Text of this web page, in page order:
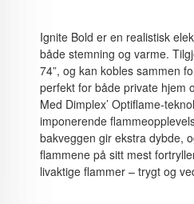
Ignite Bold er en realistisk
både stemning og varme.
74”, og kan kobles sammen
perfekt for både private hjem
Med Dimplex’ Optiflame-
imponerende
bakveggen gir ekstra dybde,
flammene på sitt mest
livaktige flammer – trygt og